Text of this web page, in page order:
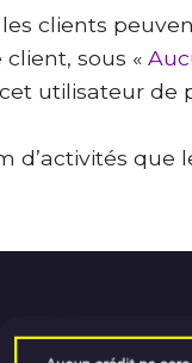
clients
sous «
utilisateur de
d’activités que